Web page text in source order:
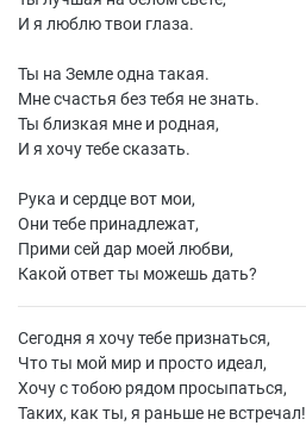
И я люблю твои глаза.
Ты на Земле одна такая.
Мне счастья без тебя не знать.
Ты близкая мне и родная,
И я хочу тебе сказать.
Рука и сердце вот мои,
Они тебе принадлежат,
Прими сей дар моей любви,
Какой ответ ты можешь дать?
Сегодня я хочу тебе признаться,
Что ты мой мир и просто идеал,
Хочу с тобою рядом просыпаться,
Таких, как ты, я раньше не встречал!